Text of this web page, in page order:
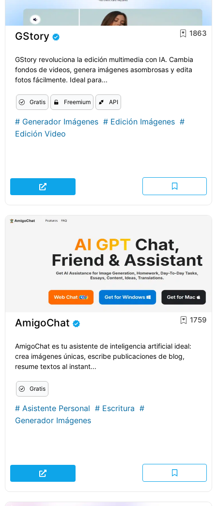
GStory 1863
GStory revoluciona la edición multimedia con IA. Cambia
fondos de videos, genera imágenes asombrosas y edita
fotos fácilmente. Ideal para...
Gratis Freemium API
# Generador Imágenes # Edición Imágenes #
Edición Video
AmigoChat 1759
AmigoChat es tu asistente de inteligencia artificial ideal:
crea imágenes únicas, escribe publicaciones de blog,
resume textos al instant...
Gratis
# Asistente Personal # Escritura #
Generador Imágenes